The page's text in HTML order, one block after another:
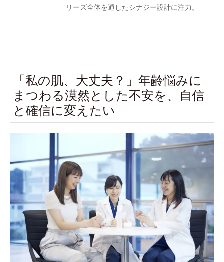
リーズ全体を通したシナジー設計に注力。
「私の肌、大丈夫？」年齢悩みに
まつわる漠然とした不安を、自信
と確信に変えたい